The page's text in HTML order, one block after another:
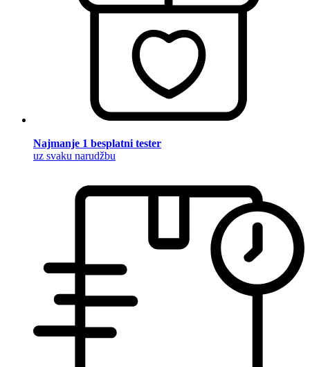
Najmanje 1 besplatni tester
uz svaku narudžbu